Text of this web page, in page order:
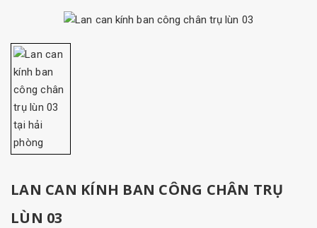
LAN CAN KÍNH BAN CÔNG CHÂN TRỤ
LÙN 03